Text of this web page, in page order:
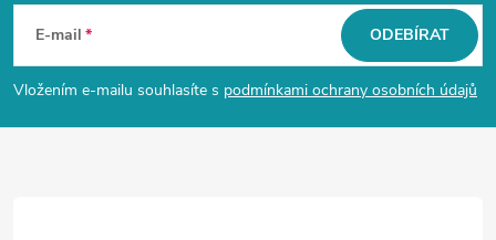
p
E-mail
Vložením e-mailu souhlasíte s podmínkami ochrany osobních údajů
ODEBÍRAT